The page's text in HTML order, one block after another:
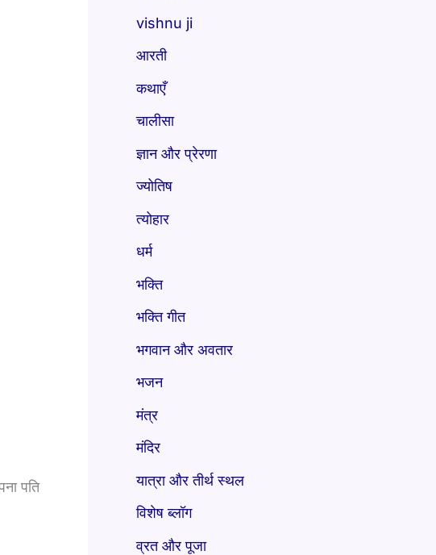
पति
vishnu ji
आरती
कथाएँ
चालीसा
ज्ञान और प्रेरणा
ज्योतिष
त्योहार
धर्म
भक्ति
भक्ति गीत
भगवान और अवतार
भजन
मंत्र
मंदिर
यात्रा और तीर्थ स्थल
विशेष ब्लॉग
व्रत और पूजा